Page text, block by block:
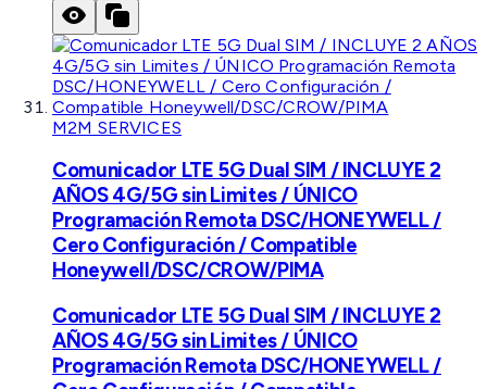
M2M SERVICES
Comunicador LTE 5G Dual SIM / INCLUYE 2
AÑOS 4G/5G sin Limites / ÚNICO
Programación Remota DSC/HONEYWELL /
Cero Configuración / Compatible
Honeywell/DSC/CROW/PIMA
Comunicador LTE 5G Dual SIM / INCLUYE 2
AÑOS 4G/5G sin Limites / ÚNICO
Programación Remota DSC/HONEYWELL /